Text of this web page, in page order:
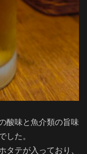
酸味と魚介類の旨味
した。
タテが入っており、